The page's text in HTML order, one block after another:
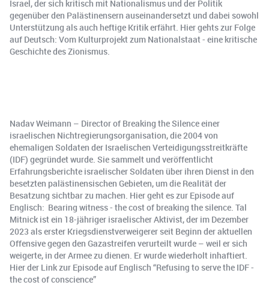
Israel, der sich kritisch mit Nationalismus und der Politik
gegenüber den Palästinensern auseinandersetzt und dabei sowohl
Unterstützung als auch heftige Kritik erfährt. Hier gehts zur Folge
auf Deutsch: Vom Kulturprojekt zum Nationalstaat - eine kritische
Geschichte des Zionismus.
Nadav Weimann – Director of Breaking the Silence einer
israelischen Nichtregierungsorganisation, die 2004 von
ehemaligen Soldaten der Israelischen Verteidigungsstreitkräfte
(IDF) gegründet wurde. Sie sammelt und veröffentlicht
Erfahrungsberichte israelischer Soldaten über ihren Dienst in den
besetzten palästinensischen Gebieten, um die Realität der
Besatzung sichtbar zu machen. Hier geht es zur Episode auf
Englisch: Bearing witness - the cost of breaking the silence. Tal
Mitnick ist ein 18-jähriger israelischer Aktivist, der im Dezember
2023 als erster Kriegsdienstverweigerer seit Beginn der aktuellen
Offensive gegen den Gazastreifen verurteilt wurde – weil er sich
weigerte, in der Armee zu dienen. Er wurde wiederholt inhaftiert.
Hier der Link zur Episode auf Englisch “Refusing to serve the IDF -
the cost of conscience”